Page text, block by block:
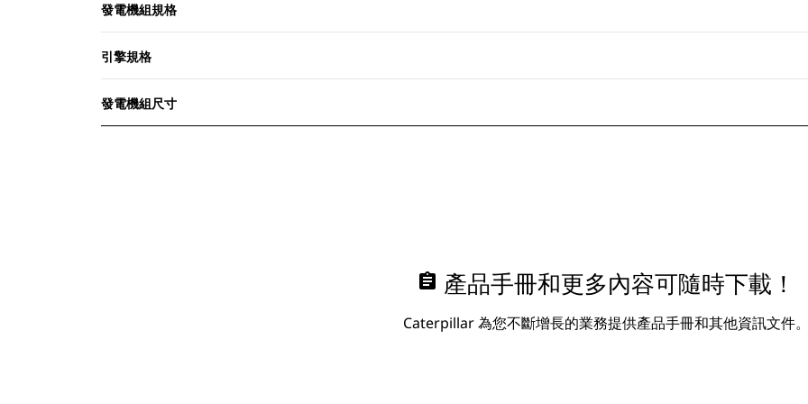
發電機組規格
引擎規格
發電機組尺寸
assignment 產品手冊和更多內容可隨時下載！
Caterpillar 為您不斷增長的業務提供產品手冊和其他資訊文件